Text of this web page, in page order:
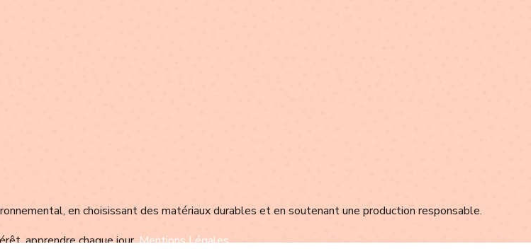
en choisissant des matériaux durables et en soutenant une production responsable.
apprendre chaque jour.Mentions Légales